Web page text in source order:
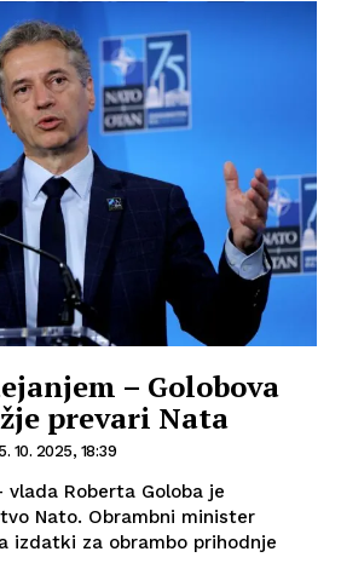
– Golobova
prevari Nata
10. 2025, 18:39
Roberta Goloba je
Nato. Obrambni minister
izdatki za obrambo prihodnje